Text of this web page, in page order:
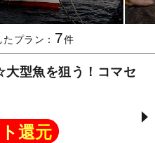
プラン： 7件
型魚を狙う！コマセ
還元